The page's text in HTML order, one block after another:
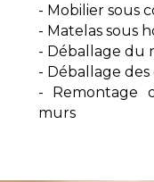
- Mobilier sous
- Matelas sous
- Déballage du
- Déballage
- Remontage
murs